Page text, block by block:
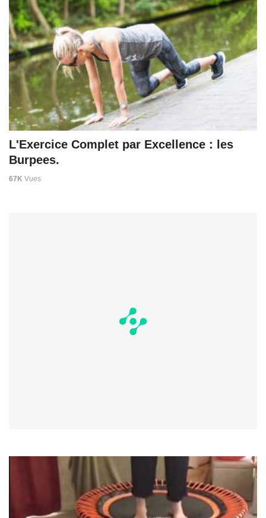
L'Exercice Complet par Excellence : les
Burpees.
67K Vues